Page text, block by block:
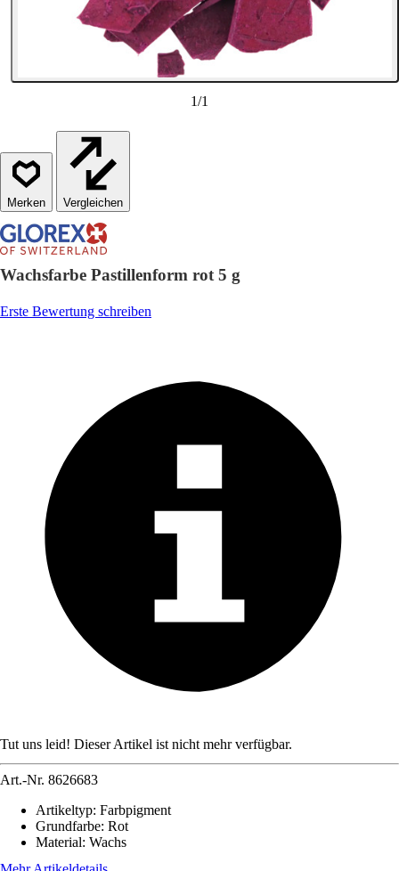
1/1
Vergleichen
Wachsfarbe Pastillenform rot 5 g
Erste Bewertung schreiben
Tut uns leid! Dieser Artikel ist nicht mehr verfügbar.
Art.-Nr. 8626683
Artikeltyp: Farbpigment
Grundfarbe: Rot
Material: Wachs